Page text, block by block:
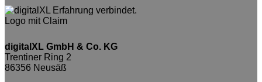
digitalXL GmbH & Co. KG
Trentiner Ring 2
86356 Neusäß